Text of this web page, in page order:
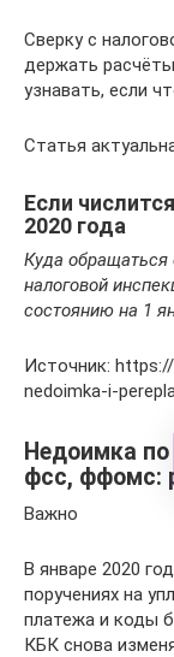
Сверку с
держать
узнавать, если
Статья
Если
2020 года
Куда обращаться
налоговой
состоянию на 1
Источник:
nedoimka-i-
Недоимка
фсс, ффомс:
Важно
В январе 2020
поручениях на
платежа и коды
КБК снова